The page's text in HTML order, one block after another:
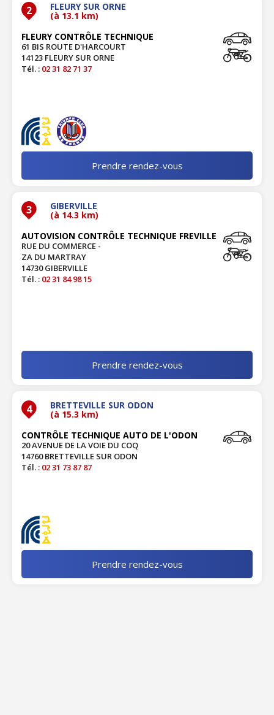
2 FLEURY SUR ORNE
(à 13.1 km)
FLEURY CONTRÔLE TECHNIQUE
61 BIS ROUTE D'HARCOURT
14123 FLEURY SUR ORNE
Tél. : 02 31 82 71 37
Prendre rendez-vous
3 GIBERVILLE
(à 14.3 km)
AUTOVISION CONTRÔLE TECHNIQUE FREVILLE
RUE DU COMMERCE -
ZA DU MARTRAY
14730 GIBERVILLE
Tél. : 02 31 84 98 15
Prendre rendez-vous
4 BRETTEVILLE SUR ODON
(à 15.3 km)
CONTRÔLE TECHNIQUE AUTO DE L'ODON
20 AVENUE DE LA VOIE DU COQ
14760 BRETTEVILLE SUR ODON
Tél. : 02 31 73 87 87
Prendre rendez-vous